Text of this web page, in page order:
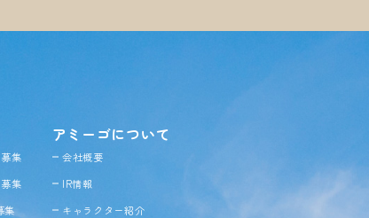
集
集
集
アミーゴについて
会社概要
IR情報
キャラクター紹介